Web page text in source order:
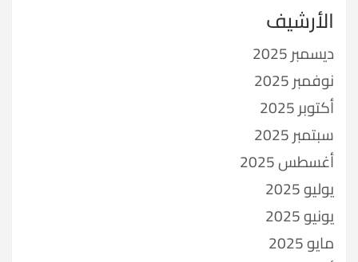
الأرشيف
ديسمبر 2025
نوفمبر 2025
أكتوبر 2025
سبتمبر 2025
أغسطس 2025
يوليو 2025
يونيو 2025
مايو 2025